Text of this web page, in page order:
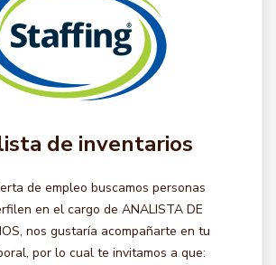
de inventarios
de empleo buscamos personas
en el cargo de ANALISTA DE
nos gustaría acompañarte en tu
por lo cual te invitamos a que: